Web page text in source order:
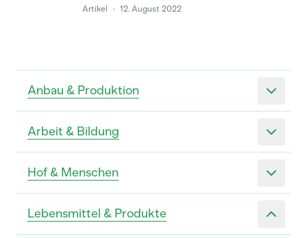
Anbau & Produktion
Arbeit & Bildung
Hof & Menschen
Lebensmittel & Produkte
Artikel · 12. August 2022